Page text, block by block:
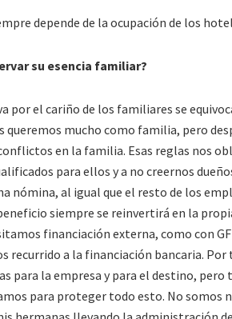
depende de la ocupación de los
su esencia familiar?
por el cariño de los familiares se
queremos mucho como familia, pero
en la familia. Esas reglas nos
para ellos y a no creernos
nómina, al igual que el resto de los
siempre se reinvertirá en la
financiación externa, como con
recurrido a la financiación bancaria.
para la empresa y para el destino, pero
para proteger todo esto. No somos